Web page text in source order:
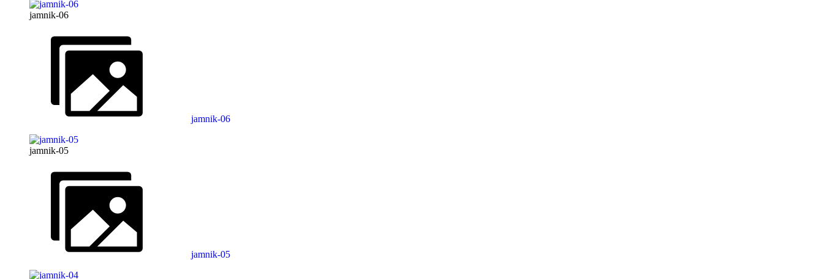
jamnik-06
jamnik-06
jamnik-05
jamnik-05